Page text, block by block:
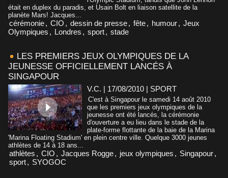
était en duplex du paradis, et Usain Bolt en liaison satellite de la
planète Mars! Jacques...
cérémonie, CIO , dessin de presse, fête, humour, Jeux
Olympiques , Londres , sport, stade
LES PREMIERS JEUX OLYMPIQUES DE LA
JEUNESSE OFFICIELLEMENT LANCÉS À
SINGAPOUR
V.C. | 17/08/2010 | SPORT
C'est à Singapour le samedi 14 août 2010
que les premiers jeux olympiques de la
jeunesse ont été lancés, la cérémonie
d'ouverture a eu lieu dans le stade de la
plate-forme flottante de la baie de la Marina
'Marina Floating Stadium' en plein centre ville. Quelque 3000 jeunes
athlètes de 14 à 18 ans...
athlètes , CIO , Jacques Rogge, jeux olympiques , Singapour,
sport, SYOGOC